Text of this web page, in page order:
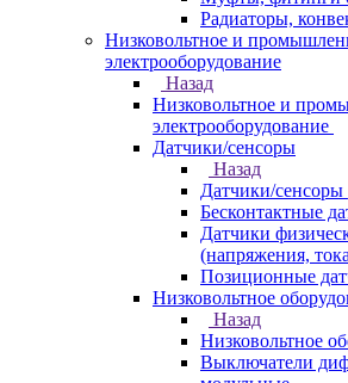
Радиаторы,
Низковольтное и
электрооборудование
Назад
Низковольтное и
электрооборудование
Датчики/сенсоры
Назад
Датчики/сенсоры
Бесконтактные
Датчики
(напряжения,
Позиционные
Низковольтное
Назад
Низковольтное
Выключатели